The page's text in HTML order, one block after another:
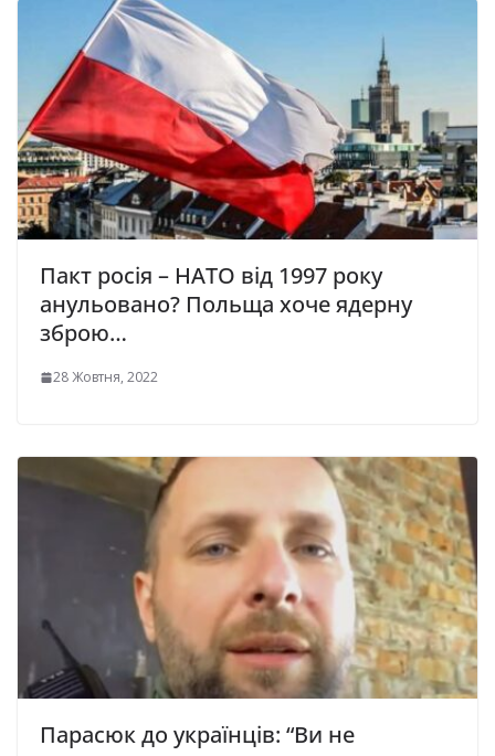
Пакт росія – НАТО від 1997 року
анульовано? Польща хоче ядерну
зброю…
28 Жовтня, 2022
Парасюк до українців: “Ви не